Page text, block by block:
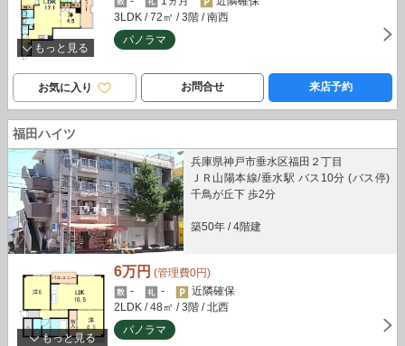
もっと見る
3LDK / 72㎡ / 3階 / 南西
パノラマ
お気に入り お問合せ 来店予約
福田ハイツ
兵庫県神戸市垂水区福田２丁目
ＪＲ山陽本線/垂水駅 バス10分 (バス停)
千鳥が丘下 歩2分
築50年 / 4階建
もっと見る
6万円 (管理費0円)
-
-
近隣確保
2LDK / 48㎡ / 3階 / 北西
パノラマ